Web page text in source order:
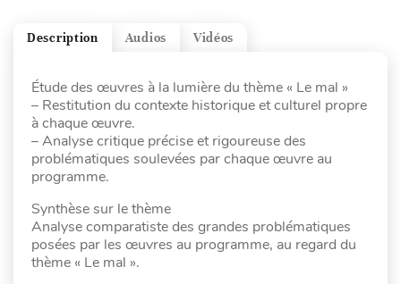
Vidéos
Audios
Description
Étude des œuvres à la lumière du thème « Le mal »
– Restitution du contexte historique et culturel propre
à chaque œuvre.
– Analyse critique précise et rigoureuse des
problématiques soulevées par chaque œuvre au
programme.
Synthèse sur le thème
Analyse comparatiste des grandes problématiques
posées par les œuvres au programme, au regard du
thème « Le mal ».